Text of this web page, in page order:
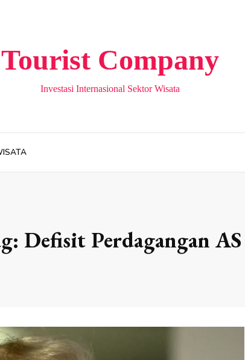
Tourist Company
Investasi Internasional Sektor Wisata
Defisit Perdagangan AS